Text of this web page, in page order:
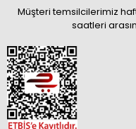
Müşteri temsilcilerimiz
saatleri